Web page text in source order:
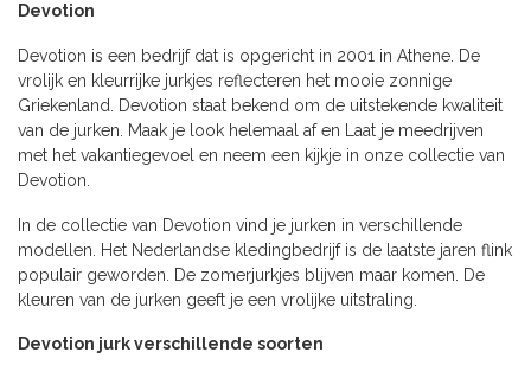
Devotion
Devotion is een bedrijf dat is opgericht in 2001 in Athene. De
vrolijk en kleurrijke jurkjes reflecteren het mooie zonnige
Griekenland. Devotion staat bekend om de uitstekende kwaliteit
van de jurken. Maak je look helemaal af en Laat je meedrijven
met het vakantiegevoel en neem een kijkje in onze collectie van
Devotion.
In de collectie van Devotion vind je jurken in verschillende
modellen. Het Nederlandse kledingbedrijf is de laatste jaren flink
populair geworden. De zomerjurkjes blijven maar komen. De
kleuren van de jurken geeft je een vrolijke uitstraling.
Devotion jurk verschillende soorten